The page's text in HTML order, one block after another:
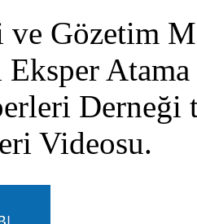
Gözetim
Eksper
Derneği
Videosu.